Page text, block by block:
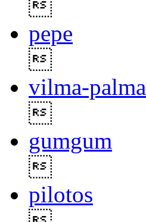
pepe
vilma-palma
gumgum
pilotos